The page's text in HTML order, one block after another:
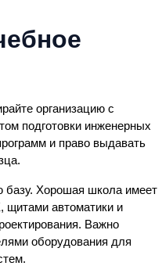
организацию с
подготовки инженерных
и право выдавать
базу. Хорошая школа имеет
щитами автоматики и
Важно
оборудования для